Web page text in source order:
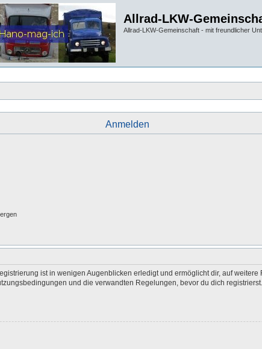
Allrad-LKW-
Allrad-LKW-Gemeinschaft - mit freundlicher
Anmelden
ist in wenigen Augenblicken erledigt und ermöglicht dir, auf
und die verwandten Regelungen, bevor du dich